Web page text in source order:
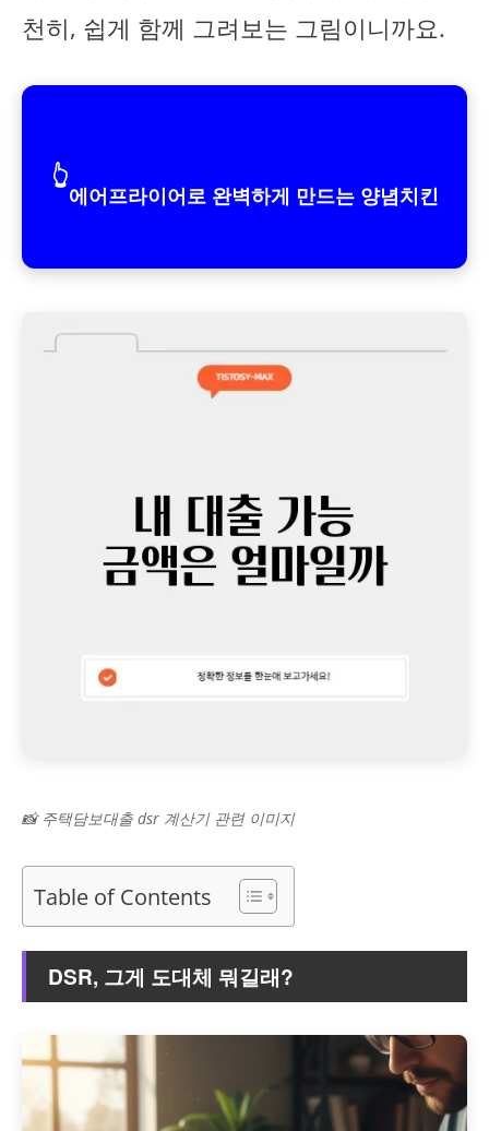
천히, 쉽게 함께 그려보는 그림이니까요.
👆
에어프라이어로 완벽하게 만드는 양념치킨
📸 주택담보대출 dsr 계산기 관련 이미지
Table of Contents
DSR, 그게 도대체 뭐길래?